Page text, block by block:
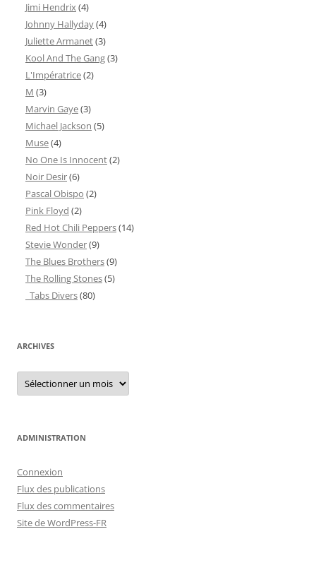
Jimi Hendrix(4)
Johnny Hallyday(4)
Juliette Armanet(3)
Kool And The Gang(3)
L'Impératrice(2)
M (3)
Marvin Gaye(3)
Michael Jackson (5)
Muse(4)
No One Is Innocent(2)
Noir Desir(6)
Pascal Obispo (2)
Pink Floyd (2)
Red Hot Chili Peppers(14)
Stevie Wonder(9)
The Blues Brothers(9)
The Rolling Stones(5)
_Tabs Divers(80)
ARCHIVES
Archives
ADMINISTRATION
Connexion
Flux des publications
Flux des commentaires
Site de WordPress-FR